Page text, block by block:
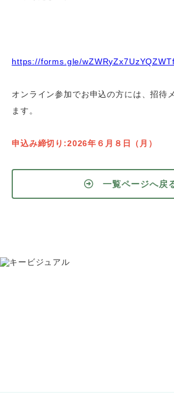
https://forms.gle/
オンライン参加でお申込の方には、招待
ます。
申込み締切り:2026年６月８日（月）
一覧ページへ戻